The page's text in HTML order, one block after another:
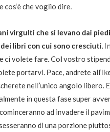
cos’è che voglio dire.
virgulti che si levano dai
libri con cui sono cresciuti.
ci volete fare. Col vostro
portarvi. Pace, andrete
nell’unico angolo libero.
in questa fase super
ad invadere il
di una porzione